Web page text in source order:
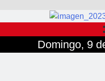
Domingo, 9